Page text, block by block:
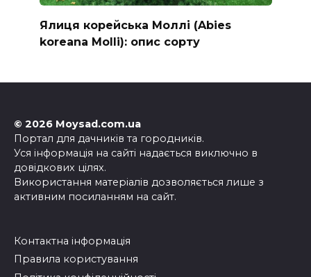
Ялиця корейська Моллі (Abies
koreana Molli): опис сорту
© 2026 Moysad.com.ua
Портал для дачників та городників.
Уся інформація на сайті надається виключно в
довідкових цілях.
Використання матеріалів дозволяється лише з
активним посиланням на сайт.
Контактна інформація
Правила користування